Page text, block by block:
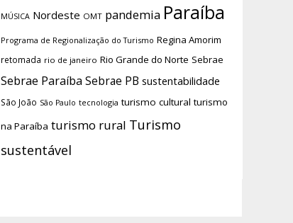
MÚSICA Nordeste OMT pandemia Paraíba
Programa de Regionalização do Turismo Regina Amorim
retomada rio de janeiro Rio Grande do Norte Sebrae
Sebrae Paraíba Sebrae PB sustentabilidade
São João São Paulo tecnologia turismo cultural turismo
na Paraíba turismo rural Turismo
sustentável